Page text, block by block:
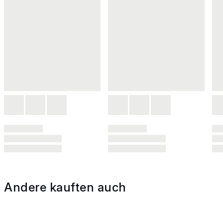
Andere kauften auch